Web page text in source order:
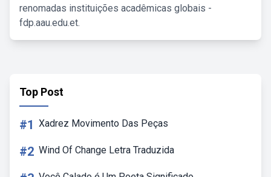
renomadas instituições acadêmicas globais -
fdp.aau.edu.et.
Top Post
#1 Xadrez Movimento Das Peças
#2 Wind Of Change Letra Traduzida